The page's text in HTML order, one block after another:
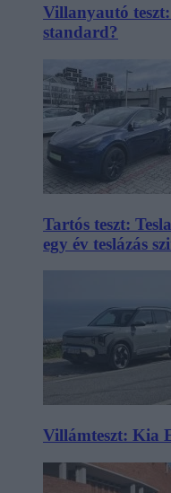
Villanyautó
standard?
Tartós teszt:
egy év teslázás
Villámteszt: Kia